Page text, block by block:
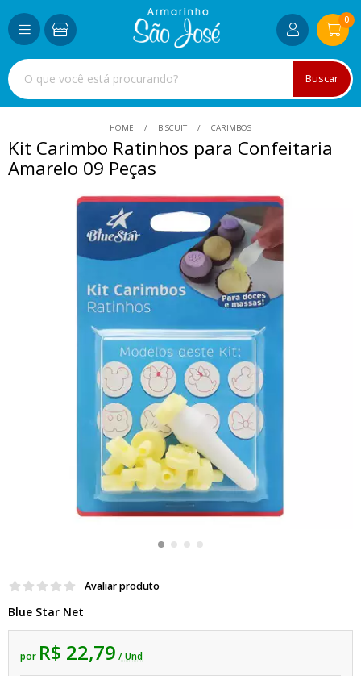
Buscar
0
HOME BISCUIT CARIMBOS
Kit Carimbo Ratinhos para Confeitaria
Amarelo 09 Peças
Avaliar produto
Blue Star Net
por R$ 22,79 / Und